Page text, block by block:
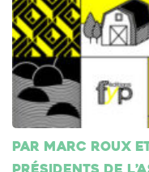
Par Marc Roux